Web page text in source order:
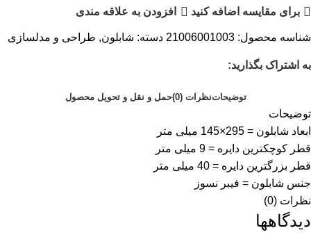
برای مقایسه اضافه کنید افزودن به علاقه مندی
شناسه محصول: 21006001003 دسته: شابلون, طراحی و مدلسازی
به اشتراک بگذارید:
توضیحاتنظرات (0) حمل و نقل و تحویل محصول
توضیحات
ابعاد شابلون = 295×145 میلی متر
قطر کوچکترین دایره = 9 میلی متر
قطر بزرگترین دایره = 40 میلی متر
جنس شابلون = فیبر نسوز
نظرات (0)
دیدگاهها